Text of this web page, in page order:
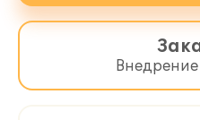
Комплексная
поставка"
включает в себя
электронном виде: